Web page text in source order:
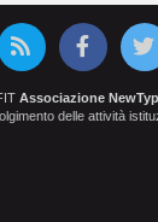
Associazione
delle attività